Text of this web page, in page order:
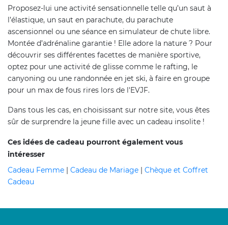
Proposez-lui une activité sensationnelle telle qu’un saut à
l’élastique, un saut en parachute, du parachute
ascensionnel ou une séance en simulateur de chute libre.
Montée d’adrénaline garantie ! Elle adore la nature ? Pour
découvrir ses différentes facettes de manière sportive,
optez pour une activité de glisse comme le rafting, le
canyoning ou une randonnée en jet ski, à faire en groupe
pour un max de fous rires lors de l'EVJF.
Dans tous les cas, en choisissant sur notre site, vous êtes
sûr de surprendre la jeune fille avec un cadeau insolite !
Ces idées de cadeau pourront également vous
intéresser
Cadeau Femme | Cadeau de Mariage | Chèque et Coffret
Cadeau